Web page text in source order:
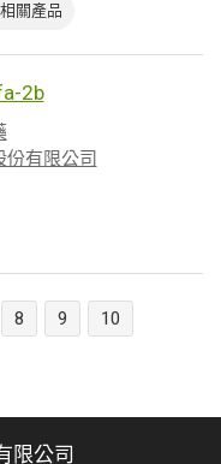
關產品
2b
份有限公司
8 9
10
限公司